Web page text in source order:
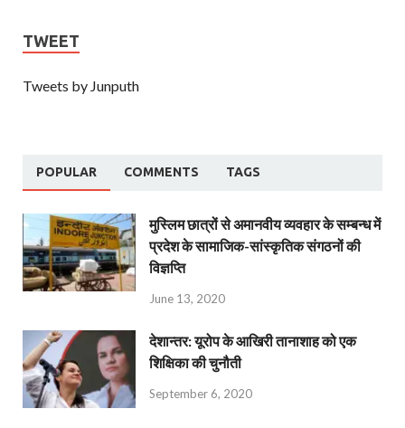
TWEET
Tweets by Junputh
POPULAR COMMENTS TAGS
मुस्लिम छात्रों से अमानवीय व्यवहार के सम्बन्ध में
प्रदेश के सामाजिक-सांस्कृतिक संगठनों की
विज्ञप्ति
June 13, 2020
देशान्‍तर: यूरोप के आखिरी तानाशाह को एक
शिक्षिका की चुनौती
September 6, 2020